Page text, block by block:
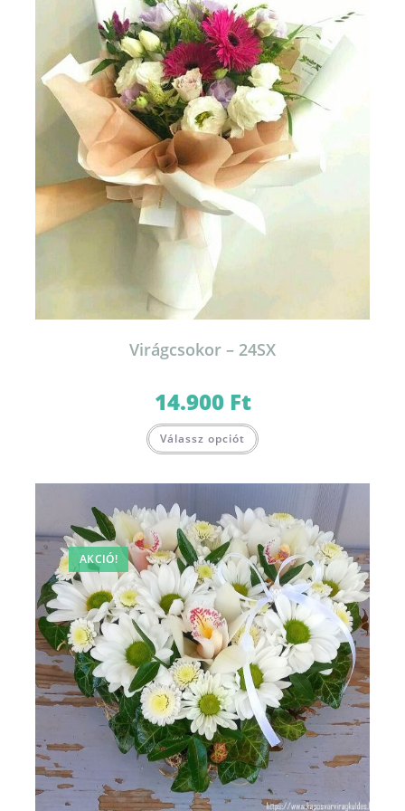
Virágcsokor – 24SX
14.900 Ft
Válassz opciót
AKCIÓ!